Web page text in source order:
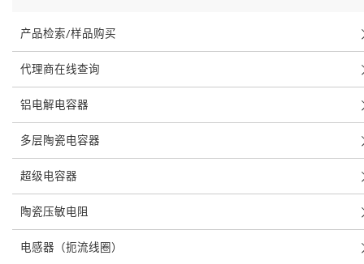
产品检索/样品购买
代理商在线查询
铝电解电容器
多层陶瓷电容器
超级电容器
陶瓷压敏电阻
电感器（扼流线圈）